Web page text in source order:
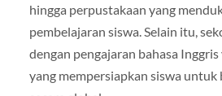
hingga perpustakaan yang
pembelajaran siswa. Selain itu,
dengan pengajaran bahasa
yang mempersiapkan siswa untuk